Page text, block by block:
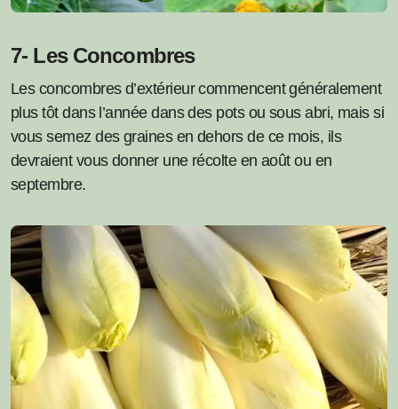
7- Les Concombres
Les concombres d’extérieur commencent généralement
plus tôt dans l’année dans des pots ou sous abri, mais si
vous semez des graines en dehors de ce mois, ils
devraient vous donner une récolte en août ou en
septembre.